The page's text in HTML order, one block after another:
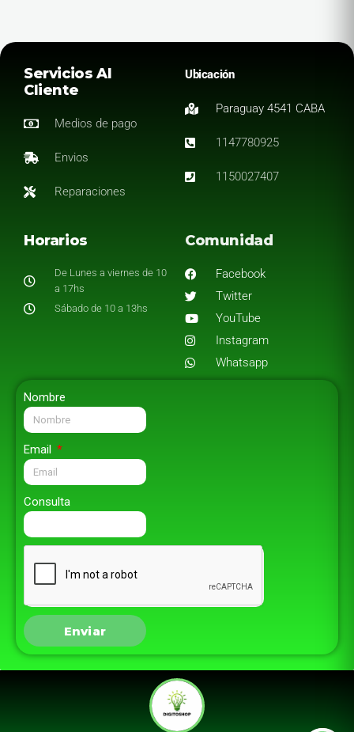
Servicios Al
Cliente
Medios de pago
Envios
Reparaciones
Ubicación
Paraguay 4541 CABA
1147780925
1150027407
Horarios
De Lunes a viernes de 10
a 17hs
Sábado de 10 a 13hs
Comunidad
Facebook
Twitter
YouTube
Instagram
Whatsapp
Nombre
Email
Consulta
Enviar